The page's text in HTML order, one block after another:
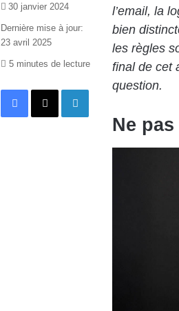
l’email, la
bien
les règles
final de cet
question.
Ne
30 janvier 2024
Dernière mise à jour:
23 avril 2025
5 minutes de lecture
Facebook
X Linkedin